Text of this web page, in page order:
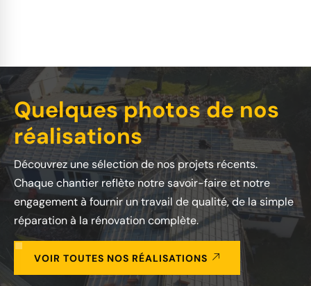
Quelques photos de nos
réalisations
Découvrez une sélection de nos projets récents.
Chaque chantier reflète notre savoir-faire et notre
engagement à fournir un travail de qualité, de la simple
réparation à la rénovation complète.
VOIR TOUTES NOS RÉALISATIONS